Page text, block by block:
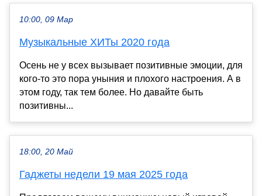
10:00, 09 Мар
Музыкальные ХИТы 2020 года
Осень не у всех вызывает позитивные эмоции, для
кого-то это пора уныния и плохого настроения. А в
этом году, так тем более. Но давайте быть
позитивны...
18:00, 20 Май
Гаджеты недели 19 мая 2025 года